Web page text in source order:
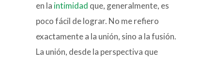
en la intimidad que, generalmente, es
poco fácil de lograr. No me refiero
exactamente a la unión, sino a la fusión.
La unión, desde la perspectiva que